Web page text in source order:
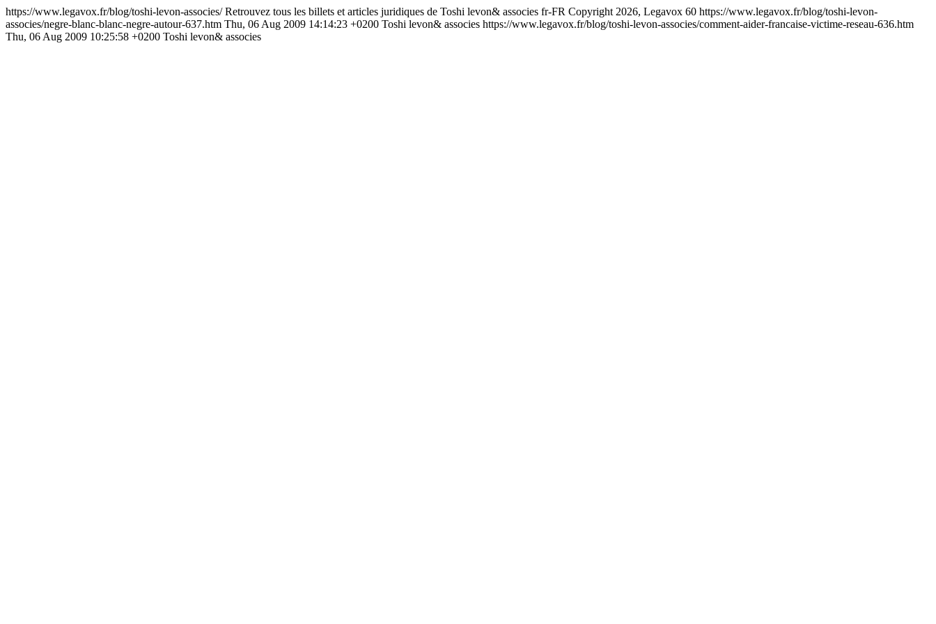
https://www.legavox.fr/blog/toshi-levon-associes/Retrouvez tous les billets et articles juridiques de Toshi levon& associes fr-FR Copyright 2026, Legavox 60 https://www.legavox.fr/blog/toshi-levon-
associes/negre-blanc-blanc-negre-autour-637.htm Thu, 06 Aug 2009 14:14:23 +0200 Toshi levon& associes https://www.legavox.fr/blog/toshi-levon-associes/comment-aider-francaise-victime-reseau-636.htm
Thu, 06 Aug 2009 10:25:58 +0200 Toshi levon& associes